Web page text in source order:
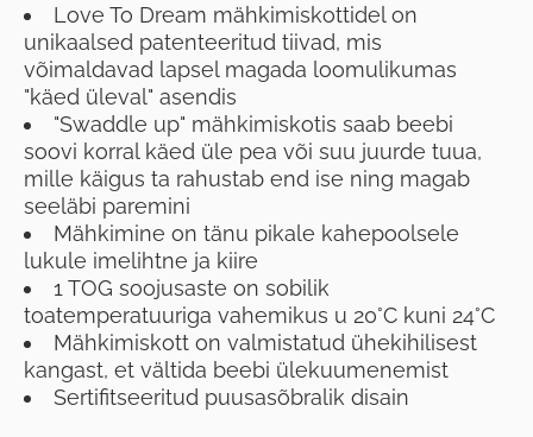
Love To Dream mähkimiskottidel on
unikaalsed patenteeritud tiivad, mis
võimaldavad lapsel magada loomulikumas
"käed üleval" asendis
"Swaddle up" mähkimiskotis saab beebi
soovi korral käed üle pea või suu juurde tuua,
mille käigus ta rahustab end ise ning magab
seeläbi paremini
Mähkimine on tänu pikale kahepoolsele
lukule imelihtne ja kiire
1 TOG soojusaste on sobilik
toatemperatuuriga vahemikus u 20°C kuni 24°C
Mähkimiskott on valmistatud ühekihilisest
kangast, et vältida beebi ülekuumenemist
Sertifitseeritud puusasõbralik disain